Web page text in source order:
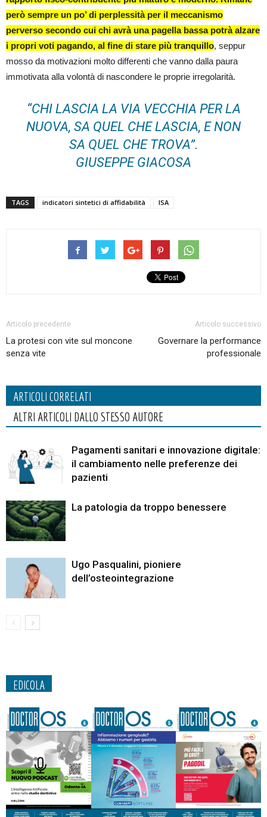
però sempre un po’ di perplessità per il meccanismo
perverso secondo cui chi avrà una pagella bassa potrà alzare
i propri voti pagando, al fine di stare più tranquillo, seppur
mosso da motivazioni molto differenti che vanno dalla paura
immotivata alla volontà di nascondere le proprie irregolarità.
“CHI LASCIA LA VIA VECCHIA PER LA
NUOVA, SA QUEL CHE LASCIA, E NON
SA QUEL CHE TROVA”.
GIUSEPPE GIACOSA
TAGS indicatori sintetici di affidabilità ISA
Articolo precedente
La protesi con vite sul moncone
senza vite
Articolo successivo
Governare la performance
professionale
ARTICOLI CORRELATI
ALTRI ARTICOLI DALLO STESSO AUTORE
Pagamenti sanitari e innovazione digitale:
il cambiamento nelle preferenze dei
pazienti
La patologia da troppo benessere
Ugo Pasqualini, pioniere
dell’osteointegrazione
EDICOLA